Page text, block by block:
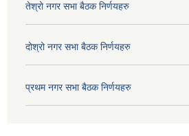
तेश्रो नगर सभा बैठक निर्णयहरु
दोश्रो नगर सभा बैठक निर्णयहरु
प्रथम नगर सभा बैठक निर्णयहरु